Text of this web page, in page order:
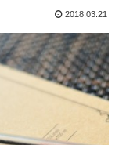
2018.03.21